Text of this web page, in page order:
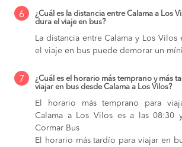
6
¿Cuál es la distancia entre Calama a Los
dura el viaje en bus?
La distancia entre Calama y Los Vilos
el viaje en bus puede demorar un
7
¿Cuál es el horario más temprano y más
viajar en bus desde Calama a Los Vilos?
El horario más temprano para
Calama a Los Vilos es a las 08:30
Cormar Bus
El horario más tardío para viajar en